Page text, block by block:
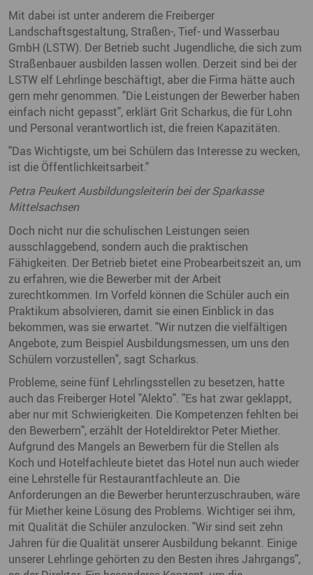
Mit dabei ist unter anderem die Freiberger
Landschaftsgestaltung, Straßen-, Tief- und Wasserbau
GmbH (LSTW). Der Betrieb sucht Jugendliche, die sich zum
Straßenbauer ausbilden lassen wollen. Derzeit sind bei der
LSTW elf Lehrlinge beschäftigt, aber die Firma hätte auch
gern mehr genommen. "Die Leistungen der Bewerber haben
einfach nicht gepasst", erklärt Grit Scharkus, die für Lohn
und Personal verantwortlich ist, die freien Kapazitäten.
"Das Wichtigste, um bei Schülern das Interesse zu wecken,
ist die Öffentlichkeitsarbeit."
Petra Peukert Ausbildungsleiterin bei der Sparkasse
Mittelsachsen
Doch nicht nur die schulischen Leistungen seien
ausschlaggebend, sondern auch die praktischen
Fähigkeiten. Der Betrieb bietet eine Probearbeitszeit an, um
zu erfahren, wie die Bewerber mit der Arbeit
zurechtkommen. Im Vorfeld können die Schüler auch ein
Praktikum absolvieren, damit sie einen Einblick in das
bekommen, was sie erwartet. "Wir nutzen die vielfältigen
Angebote, zum Beispiel Ausbildungsmessen, um uns den
Schülern vorzustellen", sagt Scharkus.
Probleme, seine fünf Lehrlingsstellen zu besetzen, hatte
auch das Freiberger Hotel "Alekto". "Es hat zwar geklappt,
aber nur mit Schwierigkeiten. Die Kompetenzen fehlten bei
den Bewerbern", erzählt der Hoteldirektor Peter Miether.
Aufgrund des Mangels an Bewerbern für die Stellen als
Koch und Hotelfachleute bietet das Hotel nun auch wieder
eine Lehrstelle für Restaurantfachleute an. Die
Anforderungen an die Bewerber herunterzuschrauben, wäre
für Miether keine Lösung des Problems. Wichtiger sei ihm,
mit Qualität die Schüler anzulocken. "Wir sind seit zehn
Jahren für die Qualität unserer Ausbildung bekannt. Einige
unserer Lehrlinge gehörten zu den Besten ihres Jahrgangs",